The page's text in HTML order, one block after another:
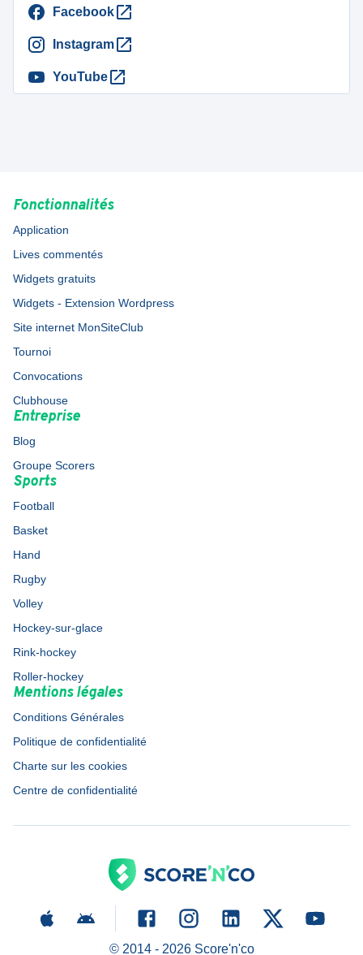
Facebook
Instagram
YouTube
Fonctionnalités
Application
Lives commentés
Widgets gratuits
Widgets - Extension Wordpress
Site internet MonSiteClub
Tournoi
Convocations
Clubhouse
Entreprise
Blog
Groupe Scorers
Sports
Football
Basket
Hand
Rugby
Volley
Hockey-sur-glace
Rink-hockey
Roller-hockey
Mentions légales
Conditions Générales
Politique de confidentialité
Charte sur les cookies
Centre de confidentialité
© 2014 - 2026Score'n'co